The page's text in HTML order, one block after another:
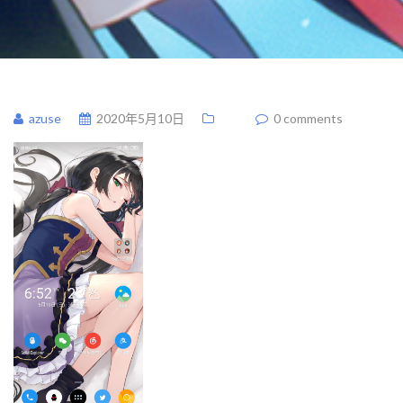
azuse 2020年5月10日 0 comments